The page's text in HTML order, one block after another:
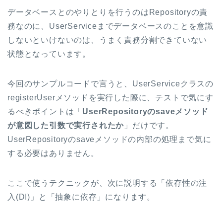
データベースとのやりとりを行うのはRepositoryの責
務なのに、UserServiceまでデータベースのことを意識
しないといけないのは、うまく責務分割できていない
状態となっています。
今回のサンプルコードで言うと、UserServiceクラスの
registerUserメソッドを実行した際に、テストで気にす
るべきポイントは「 UserRepositoryのsaveメソッド
が意図した引数で実行されたか 」だけです。
UserRepositoryのsaveメソッドの内部の処理まで気に
する必要はありません。
ここで使うテクニックが、次に説明する「依存性の注
入(DI)」と「抽象に依存」になります。